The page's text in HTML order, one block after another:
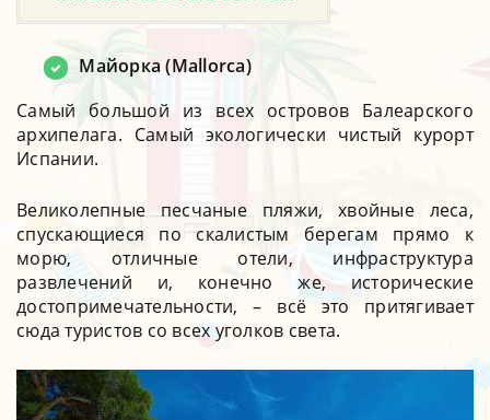
Майорка (Mallorca)
Самый большой из всех островов Балеарского
архипелага. Самый экологически чистый курорт
Испании.
Великолепные песчаные пляжи, хвойные леса,
спускающиеся по скалистым берегам прямо к
морю, отличные отели, инфраструктура
развлечений и, конечно же, исторические
достопримечательности, – всё это притягивает
сюда туристов со всех уголков света.